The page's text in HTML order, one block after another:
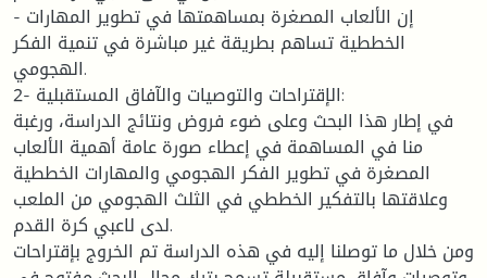
- إن الألعاب المصغرة بمساهمتها في تطوير المهارات
الخططية تساهم بطريقة غير مباشرة في تنمية الفكر
الهجومي.
2- الإقتراحات والتوصيات والآفاق المستقبلية:
في إطار هذا البحث وعلى ضوء فروض ونتائج الدراسة، ورغبة
منا في المساهمة في إعطاء صورة عامة أهمية الألعاب
المصغرة في تطوير الفكر الهجومي والمهارات الخططية
وعلاقتها بالتفكير الخططي في الثلث الهجومي من الملعب
لدى لاعبي كرة القدم.
ومن خلال ما توصلنا إليه في هذه الدراسة تم الخروج بإقتراحات